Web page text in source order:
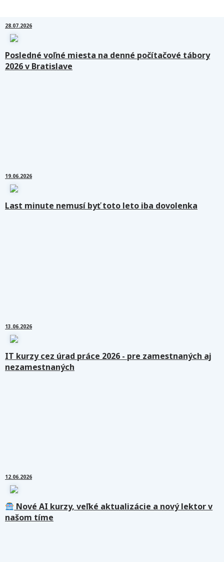
28.07.2026
Posledné voľné miesta na denné počítačové tábory
2026 v Bratislave
19.06.2026
Last minute nemusí byť toto leto iba dovolenka
13.06.2026
IT kurzy cez úrad práce 2026 - pre zamestnaných aj
nezamestnaných
12.06.2026
Nové AI kurzy, veľké aktualizácie a nový lektor v
našom tíme